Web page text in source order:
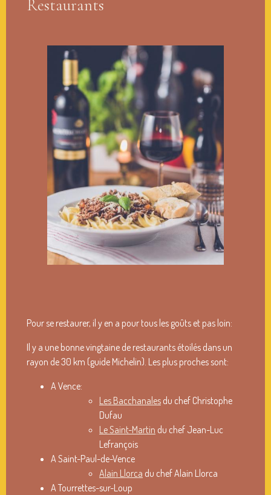
Restaurants
Pour se restaurer, il y en a pour tous les goûts et pas loin:
Il y a une bonne vingtaine de restaurants étoilés dans un
rayon de 30 km (guide Michelin). Les plus proches sont:
A Vence:
Les Bacchanales du chef Christophe
Dufau
Le Saint-Martin du chef Jean-Luc
Lefrançois
A Saint-Paul-de-Vence
Alain Llorca du chef Alain Llorca
A Tourrettes-sur-Loup